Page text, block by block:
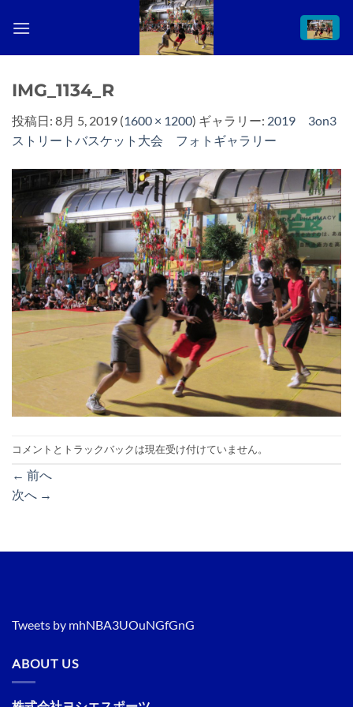
IMG_1134_R
投稿日: 8月 5, 2019 (1600 × 1200) ギャラリー: 2019 3on3
ストリートバスケット大会 フォトギャラリー
コメントとトラックバックは現在受け付けていません。
← 前へ
次へ →
Tweets by mhNBA3UOuNGfGnG
ABOUT US